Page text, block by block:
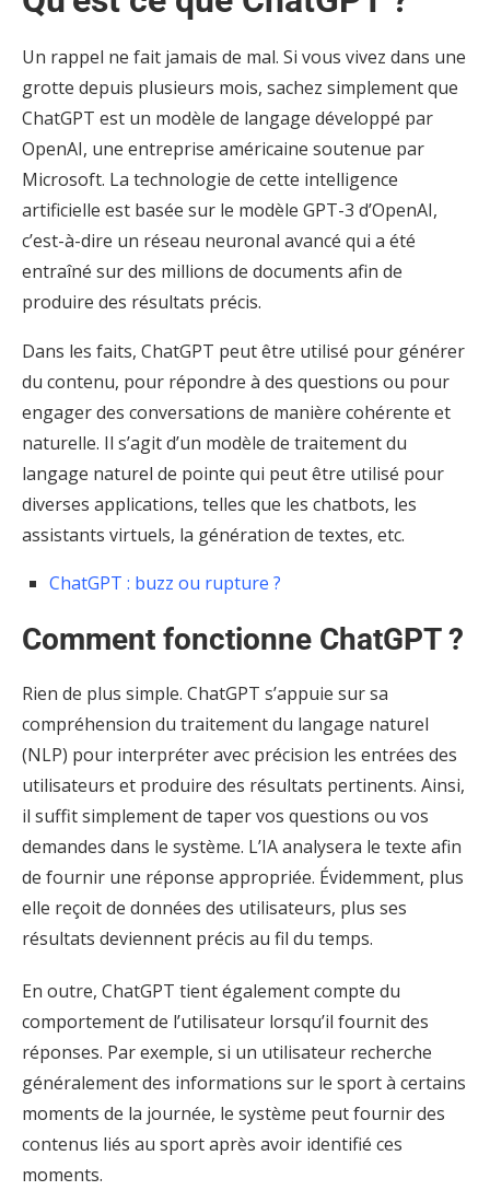
Un rappel ne fait jamais de mal. Si vous vivez dans une
grotte depuis plusieurs mois, sachez simplement que
ChatGPT est un modèle de langage développé par
OpenAI, une entreprise américaine soutenue par
Microsoft. La technologie de cette intelligence
artificielle est basée sur le modèle GPT-3 d’OpenAI,
c’est-à-dire un réseau neuronal avancé qui a été
entraîné sur des millions de documents afin de
produire des résultats précis.
Dans les faits, ChatGPT peut être utilisé pour générer
du contenu, pour répondre à des questions ou pour
engager des conversations de manière cohérente et
naturelle. Il s’agit d’un modèle de traitement du
langage naturel de pointe qui peut être utilisé pour
diverses applications, telles que les chatbots, les
assistants virtuels, la génération de textes, etc.
ChatGPT : buzz ou rupture ?
Comment fonctionne ChatGPT ?
Rien de plus simple. ChatGPT s’appuie sur sa
compréhension du traitement du langage naturel
(NLP) pour interpréter avec précision les entrées des
utilisateurs et produire des résultats pertinents. Ainsi,
il suffit simplement de taper vos questions ou vos
demandes dans le système. L’IA analysera le texte afin
de fournir une réponse appropriée. Évidemment, plus
elle reçoit de données des utilisateurs, plus ses
résultats deviennent précis au fil du temps.
En outre, ChatGPT tient également compte du
comportement de l’utilisateur lorsqu’il fournit des
réponses. Par exemple, si un utilisateur recherche
généralement des informations sur le sport à certains
moments de la journée, le système peut fournir des
contenus liés au sport après avoir identifié ces
moments.